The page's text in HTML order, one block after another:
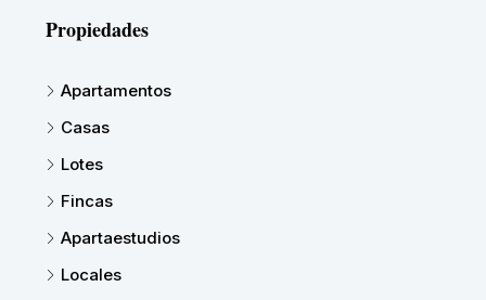
Propiedades
Apartamentos
Casas
Lotes
Fincas
Apartaestudios
Locales